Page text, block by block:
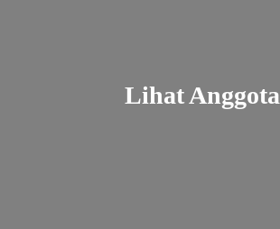
Lihat Anggota